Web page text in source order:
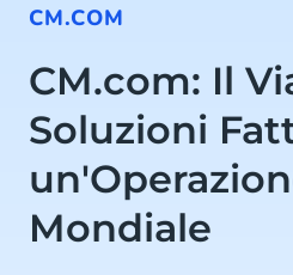
CM.COM
CM.com: Il
Soluzioni
Mondiale